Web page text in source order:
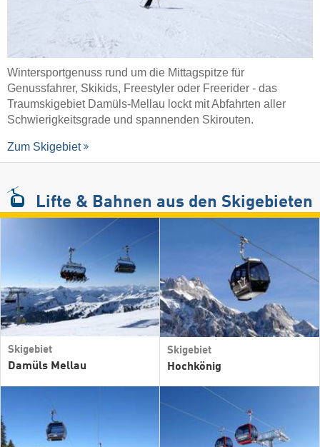
Wintersportgenuss rund um die Mittagspitze für
Genussfahrer, Skikids, Freestyler oder Freerider - das
Traumskigebiet Damüls-Mellau lockt mit Abfahrten aller
Schwierigkeitsgrade und spannenden Skirouten.
Zum Skigebiet
Lifte & Bahnen aus den Skigebieten
Skigebiet
Damüls Mellau
Skigebiet
Hochkönig